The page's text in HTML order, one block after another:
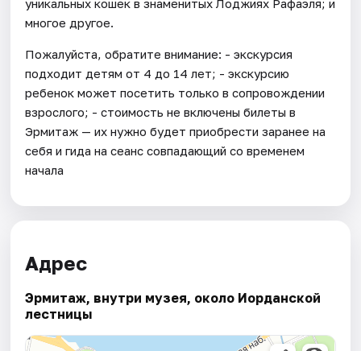
уникальных кошек в знаменитых Лоджиях Рафаэля; и
многое другое.
Пожалуйста, обратите внимание: - экскурсия
подходит детям от 4 до 14 лет; - экскурсию
ребенок может посетить только в сопровождении
взрослого; - стоимость не включены билеты в
Эрмитаж — их нужно будет приобрести заранее на
себя и гида на сеанс совпадающий со временем
начала
Адрес
Эрмитаж, внутри музея, около Иорданской
лестницы